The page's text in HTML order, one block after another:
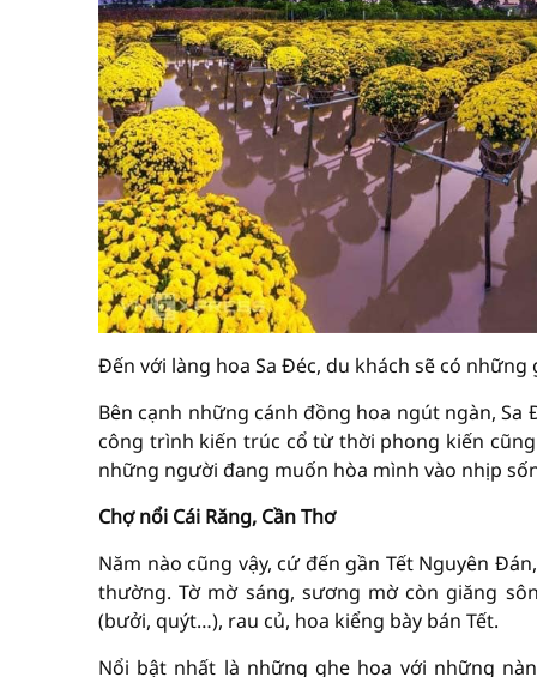
Đến với làng hoa Sa Đéc, du khách sẽ có những
Bên cạnh những cánh đồng hoa ngút ngàn,
công trình kiến trúc cổ từ thời phong kiến
những người đang muốn hòa mình vào nhịp
Chợ nổi Cái Răng, Cần Thơ
Năm nào cũng vậy, cứ đến gần Tết Nguyên
thường. Tờ mờ sáng, sương mờ còn giăng
(bưởi, quýt…), rau củ, hoa kiểng bày bán Tết.
Nổi bật nhất là những ghe hoa với những